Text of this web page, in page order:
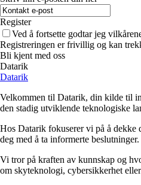
Register
Ved å fortsette godtar jeg
Registreringen er frivillig og kan
Bli kjent med oss
Datarik
Datarik
Velkommen til Datarik, din kilde til
den stadig utviklende teknologiske
Hos Datarik fokuserer vi på å dekke
deg med å ta informerte
Vi tror på kraften av kunnskap og
om skyteknologi, cybersikkerhet